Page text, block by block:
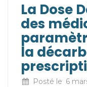
La Dose
des
la
Posté le 6